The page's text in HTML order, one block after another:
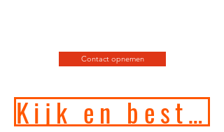
Contact opnemen
Kijk en bestel in onze online hondenwinkel!!